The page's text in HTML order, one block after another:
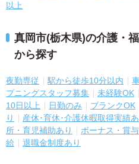
以上
真岡市(栃木県)の介護・
から探す
夜勤専従 駅から徒歩10分以内
プニングスタッフ募集
未経験OK
10日以上
日勤のみ ブランクOK
り
産休･育休･介護休暇取得実績あ
所・育児補助あり
ボーナス・賞
給
退職金制度あり